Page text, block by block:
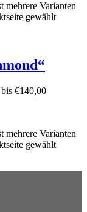
mehrere Varianten
gewählt
€140,00
mehrere Varianten
gewählt